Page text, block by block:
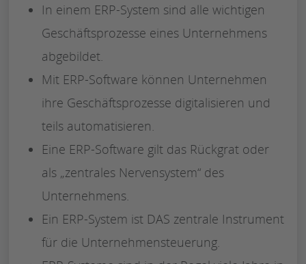
In einem ERP-System sind alle wichtigen
Geschäftsprozesse eines Unternehmens
abgebildet.
Mit ERP-Software können Unternehmen
ihre Geschäftsprozesse digitalisieren und
teils automatisieren.
Eine ERP-Software gilt das Rückgrat oder
als „zentrales Nervensystem“ des
Unternehmens.
Ein ERP-System ist DAS zentrale Instrument
für die Unternehmensteuerung.